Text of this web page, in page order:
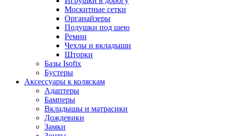
Москитные сетки
Органайзеры
Подушки под шею
Ремни
Чехлы и вкладыши
Шторки
Базы Isofix
Бустеры
Аксессуары к коляскам
Адаптеры
Бамперы
Вкладышы и матрасики
Дождевики
Замки